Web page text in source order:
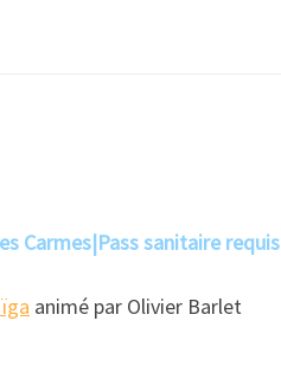
Carmes|Pass sanitaire requis
animé par Olivier Barlet